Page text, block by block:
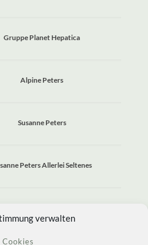
verwalten
Gruppe Planet Hepatica
Alpine Peters
Susanne Peters
Peters Allerlei Seltenes